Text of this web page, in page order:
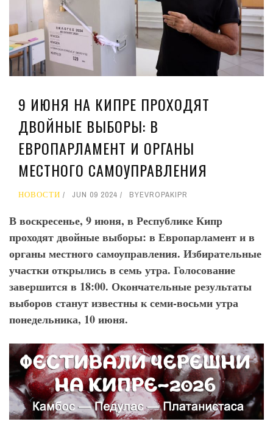
9 ИЮНЯ НА КИПРЕ ПРОХОДЯТ
ДВОЙНЫЕ ВЫБОРЫ: В
ЕВРОПАРЛАМЕНТ И ОРГАНЫ
МЕСТНОГО САМОУПРАВЛЕНИЯ
НОВОСТИ JUN 09 2024 BYEVROPAKIPR
В воскресенье, 9 июня, в Республике Кипр
проходят двойные выборы: в Европарламент и в
органы местного самоуправления. Избирательные
участки открылись в семь утра. Голосование
завершится в 18:00. Окончательные результаты
выборов станут известны к семи-восьми утра
понедельника, 10 июня.